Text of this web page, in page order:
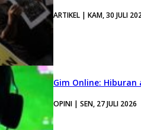
ARTIKEL | KAM, 30 JULI
Gim Online:
OPINI | SEN, 27 JULI 2026